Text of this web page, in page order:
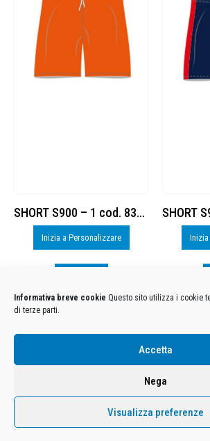
Informativa breve cookie Questo sito utilizza i cookie
di terze parti.
Accetta
Nega
Visualizza preferenze
SHORT S900 – 1 cod. 8377886
Inizia a Personalizzare
Condizioni Generali di Utilizzo-Cookies-
Euro 12.500.000 i.v. - C.F. e Iscr. Reg. Imp. Monza e Brianza
P.IVA. 11005760159 - Direzione e coordinamento art. 2497 C.C.